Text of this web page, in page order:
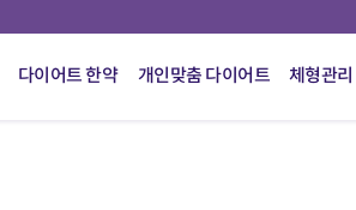
다이어트 한약 개인맞춤 다이어트 체형관리